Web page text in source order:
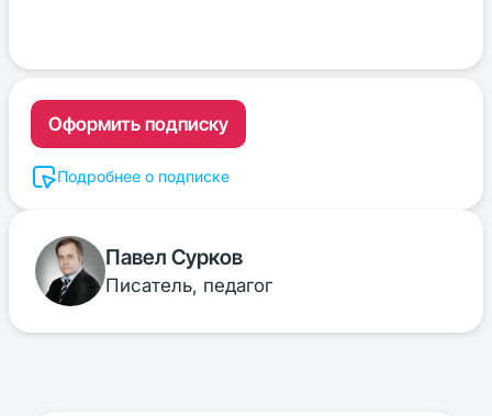
Оформить подписку
Подробнее о подписке
Павел Сурков
Писатель, педагог